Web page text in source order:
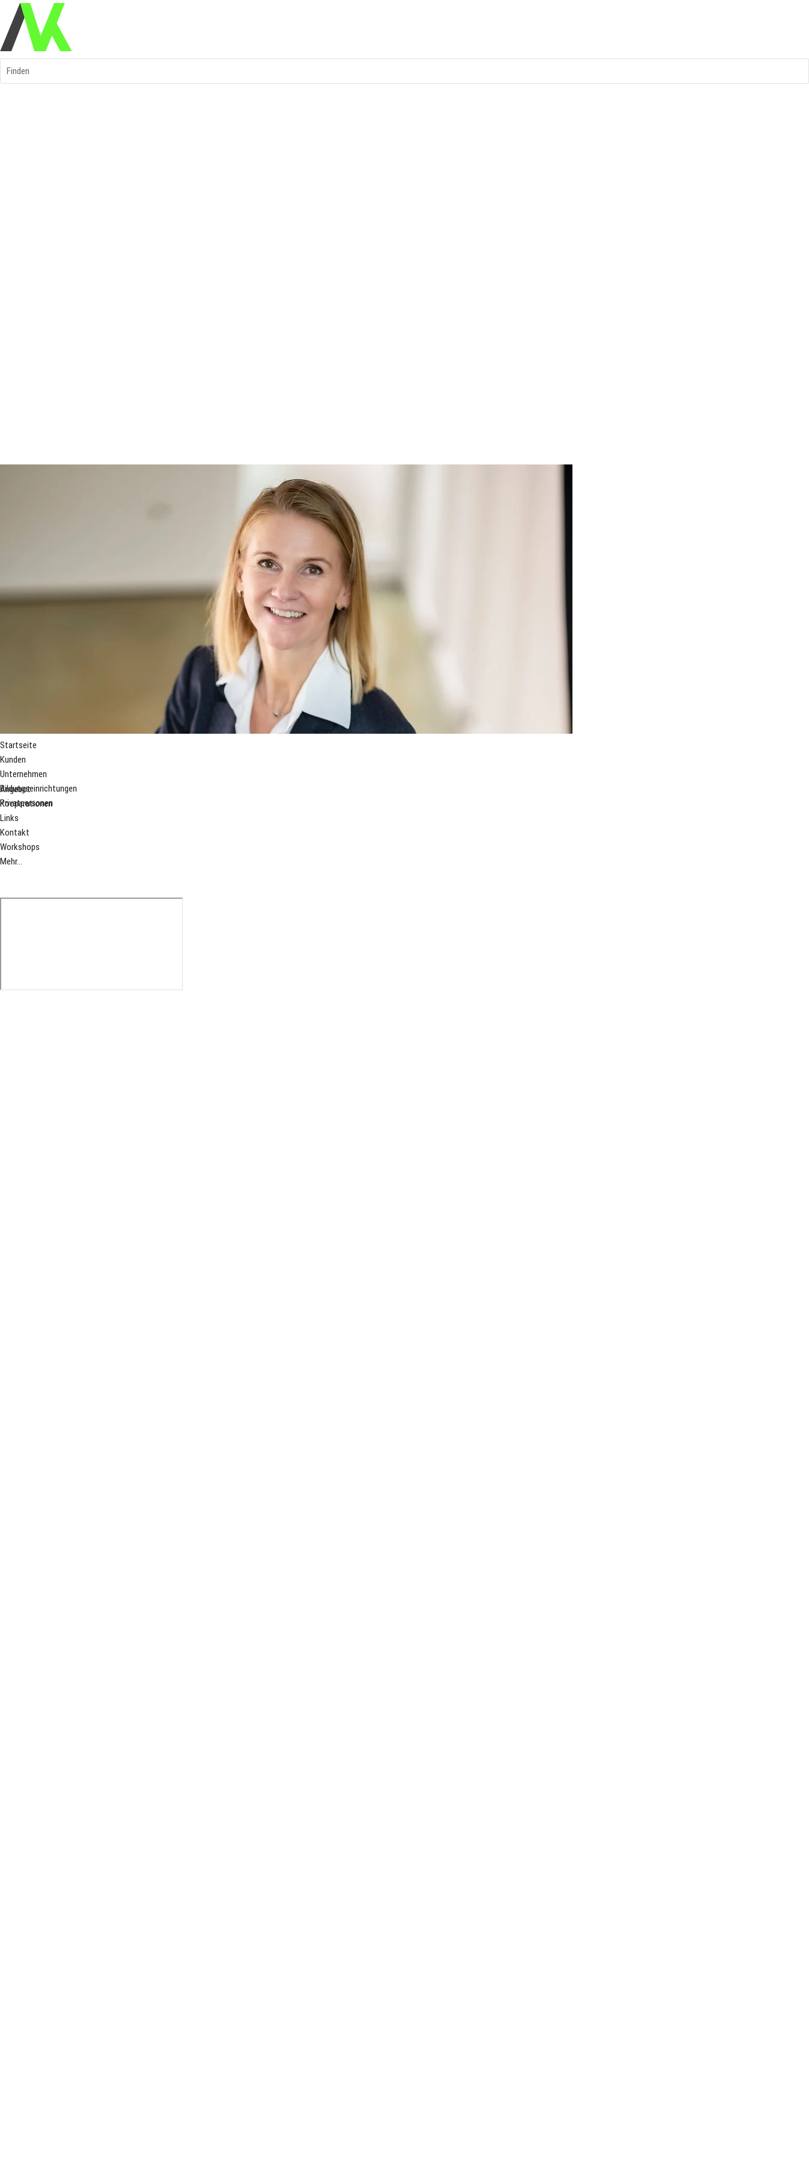
Finden
Startseite
Kunden
Unternehmen
Bildungseinrichtungen
Privatpersonen
Angebot
Kooperationen
Links
Kontakt
Workshops
Mehr...